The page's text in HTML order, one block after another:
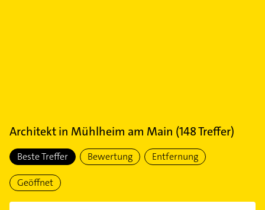
Architektin Mühlheim am Main (148Treffer)
Beste Treffer Bewertung Entfernung
Geöffnet